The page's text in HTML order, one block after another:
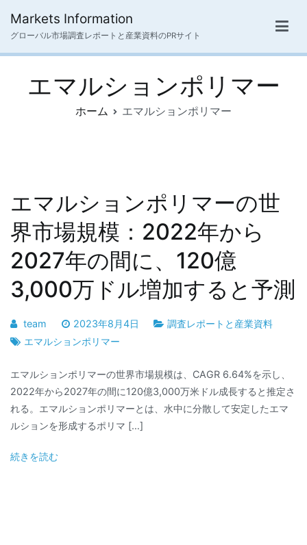
ス
Markets Information
グローバル市場調査レポートと産業資料のPRサイト
エマルションポリマー
ホーム エマルションポリマー
エマルションポリマーの世
界市場規模：2022年から
2027年の間に、120億
3,000万ドル増加すると予測
team 2023年8月4日
調査レポートと産業資料
エマルションポリマー
エマルションポリマーの世界市場規模は、CAGR 6.64%を示し、
2022年から2027年の間に120億3,000万米ドル成長すると推定さ
れる。エマルションポリマーとは、水中に分散して安定したエマ
ルションを形成するポリマ […]
続きを読む